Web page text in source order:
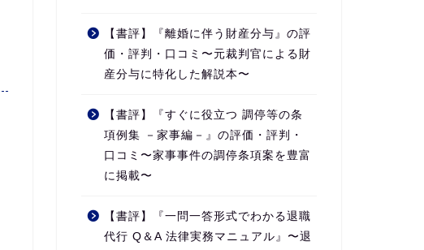
【書評】『離婚に伴う財産分与』の評
価・評判・口コミ〜元裁判官による財
産分与に特化した解説本〜
【書評】『すぐに役立つ 調停等の条
項例集 －家事編－』の評価・評判・
口コミ〜家事事件の調停条項案を豊富
に掲載〜
【書評】『一問一答形式でわかる退職
代行 Q＆A 法律実務マニュアル』〜退